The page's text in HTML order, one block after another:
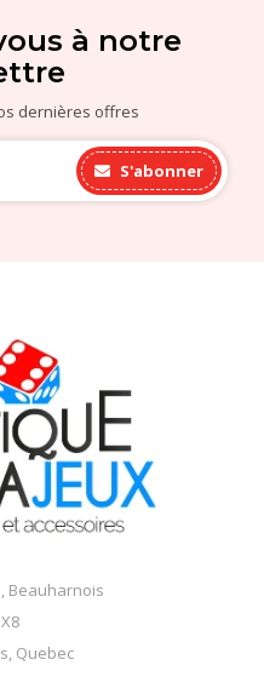
à notre
dernières offres
S'abonner
Beauharnois
Quebec